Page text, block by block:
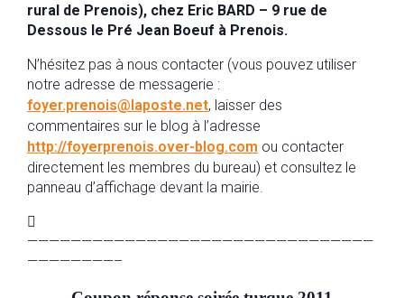
rural de Prenois), chez Eric BARD – 9 rue de
Dessous le Pré Jean Boeuf à Prenois.
N’hésitez pas à nous contacter (vous pouvez utiliser
notre adresse de messagerie :
foyer.prenois@laposte.net, laisser des
commentaires sur le blog à l’adresse
http://foyerprenois.over-blog.com ou contacter
directement les membres du bureau) et consultez le
panneau d’affichage devant la mairie.

————————————————————————————————
————————–